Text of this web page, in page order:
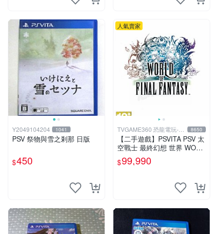
Y2049104204 1041
PSV 祭物與雪之剎那 日版
$450
人氣賣家
TVGAME360 恐龍電玩-台
中店
8650
【二手遊戲】PSVITA PSV 太
空戰士 最終幻想 世界 WORL
D OF FINAL FANTASY FF
中文版
$99,990